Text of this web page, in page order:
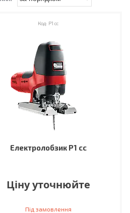
P1 cc
Електролобзик P1 cc
Ціну уточнюйте
Під замовлення